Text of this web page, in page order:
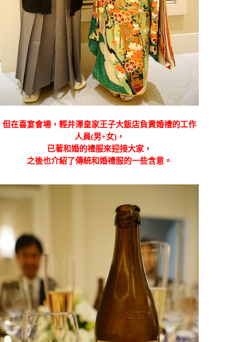
但在喜宴會場，輕井澤皇家王子大飯店負責婚禮的工作
人員(男+女)，
已著和婚的禮服來迎接大家，
之後也介紹了傳統和婚禮服的一些含意。